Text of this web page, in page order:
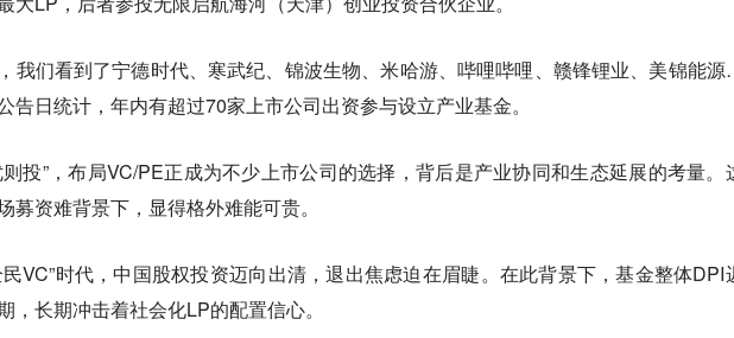
我们看到了宁德时代、寒武纪、锦波生物、米哈游、哔哩哔哩、赣锋锂业、美锦能
告日统计，年内有超过70家上市公司出资参与设立产业基金。
则投”，布局VC/PE正成为不少上市公司的选择，背后是产业协同和生态延展的考量。
募资难背景下，显得格外难能可贵。
民VC”时代，中国股权投资迈向出清，退出焦虑迫在眉睫。在此背景下，基金整体DPI
，长期冲击着社会化LP的配置信心。